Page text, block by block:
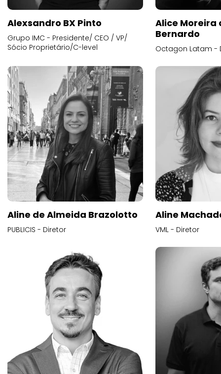
Alexsandro BX Pinto
Grupo IMC - Presidente/ CEO / VP/
Sócio Proprietário/C-level
Alice
Bernardo
Octagon Latam -
Aline de Almeida Brazolotto
PUBLICIS - Diretor
Aline
VML - Diretor